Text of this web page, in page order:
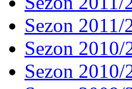
Sezon
Sezon 2010/
Sezon